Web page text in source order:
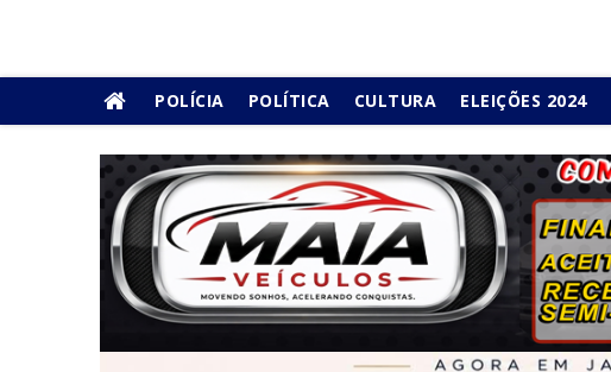
POLÍCIA POLÍTICA CULTURA ELEIÇÕES 2024